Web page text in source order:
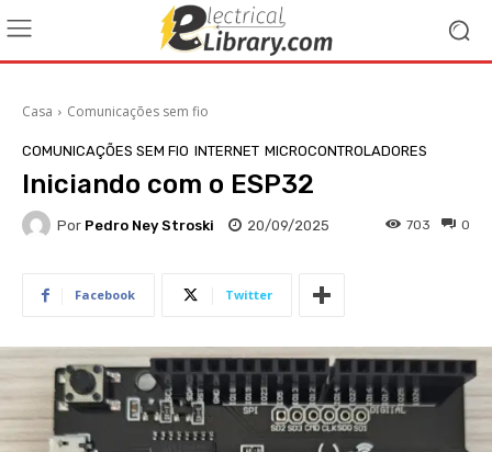
Casa Comunicações sem fio
COMUNICAÇÕES SEM FIO INTERNET MICROCONTROLADORES
Iniciando com o ESP32
Por Pedro Ney Stroski 20/09/2025 0
703
Facebook Twitter